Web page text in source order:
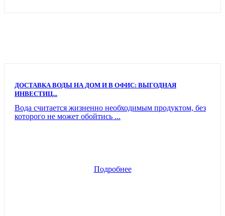
ДОСТАВКА ВОДЫ НА ДОМ И В ОФИС: ВЫГОДНАЯ
ИНВЕСТИЦ...
Вода считается жизненно необходимым продуктом, без
которого не может обойтись ...
Подробнее